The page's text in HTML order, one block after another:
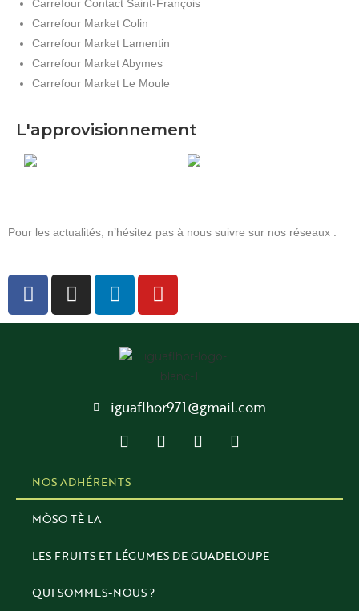
Carrefour Contact Saint-François
Carrefour Market Colin
Carrefour Market Lamentin
Carrefour Market Abymes
Carrefour Market Le Moule
L'approvisionnement
Pour les actualités, n’hésitez pas à nous suivre sur nos réseaux :
iguaflhor971@gmail.com
NOS ADHÉRENTS
MÒSO TÈ LA
LES FRUITS ET LÉGUMES DE GUADELOUPE
QUI SOMMES-NOUS ?